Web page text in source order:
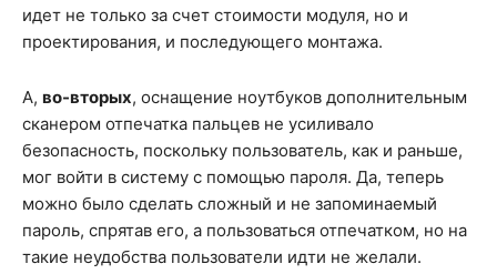
идет не только за счет стоимости модуля, но и
проектирования, и последующего монтажа.
А, во-вторых, оснащение ноутбуков дополнительным
сканером отпечатка пальцев не усиливало
безопасность, поскольку пользователь, как и раньше,
мог войти в систему с помощью пароля. Да, теперь
можно было сделать сложный и не запоминаемый
пароль, спрятав его, а пользоваться отпечатком, но на
такие неудобства пользователи идти не желали.